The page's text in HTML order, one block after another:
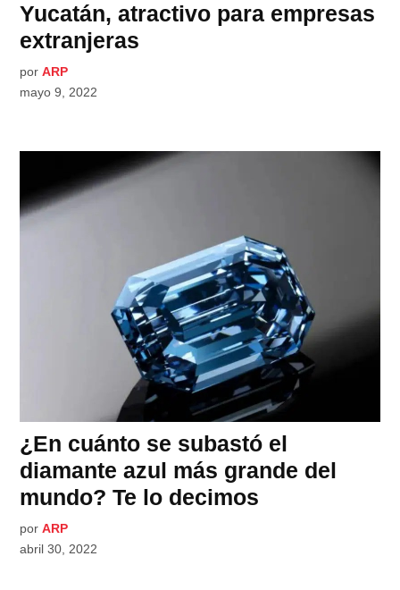
Yucatán, atractivo para empresas
extranjeras
por ARP
mayo 9, 2022
¿En cuánto se subastó el
diamante azul más grande del
mundo? Te lo decimos
por ARP
abril 30, 2022